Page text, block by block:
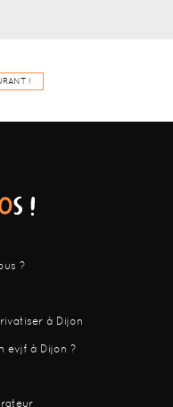
!
?
à Dijon
evjf à Dijon ?